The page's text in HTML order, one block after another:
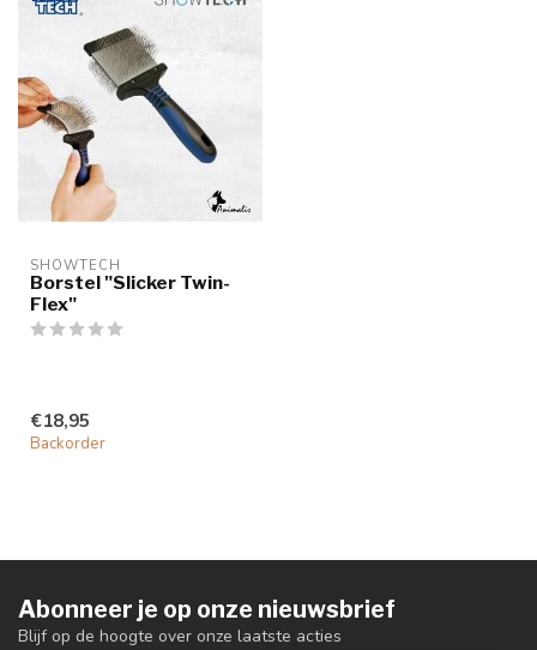
SHOWTECH
Borstel "Slicker Twin-
Flex"
€18,95
Backorder
Abonneer je op onze nieuwsbrief
Blijf op de hoogte over onze laatste acties